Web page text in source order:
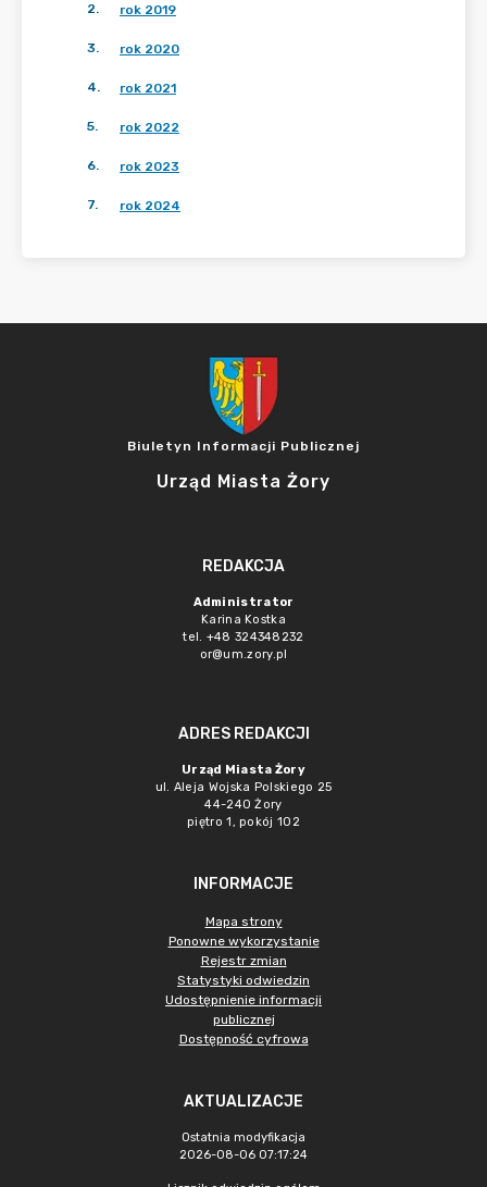
2. rok 2019
3. rok 2020
4. rok 2021
5. rok 2022
6. rok 2023
7. rok 2024
Biuletyn Informacji Publicznej
Urząd Miasta Żory
REDAKCJA
Administrator
Karina Kostka
tel. +48 324348232
or@um.zory.pl
ADRES REDAKCJI
Urząd Miasta Żory
ul. Aleja Wojska Polskiego 25
44-240 Żory
piętro 1, pokój 102
INFORMACJE
Mapa strony
Ponowne wykorzystanie
Rejestr zmian
Statystyki odwiedzin
Udostępnienie informacji
publicznej
Dostępność cyfrowa
AKTUALIZACJE
Ostatnia modyfikacja
2026-08-06 07:17:24